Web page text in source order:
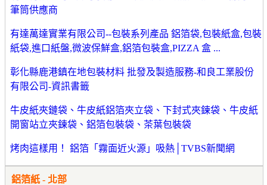
筆筒供應商
有達萬達實業有限公司--包裝系列產品 鋁箔袋,包裝紙盒,包裝
紙袋,進口紙盤,微波保鮮盒,鋁箔包裝盒,PIZZA 盒 ...
彰化縣鹿港鎮在地包裝材料 批發及製造服務-和良工業股份
有限公司-資訊書籤
牛皮紙夾鏈袋、牛皮紙鋁箔夾立袋、下封式夾鍊袋、牛皮紙
開窗站立夾鍊袋、鋁箔包裝袋、茶葉包裝袋
烤肉這樣用！ 鋁箔「霧面近火源」吸熱│TVBS新聞網
鋁箔紙 - 北部